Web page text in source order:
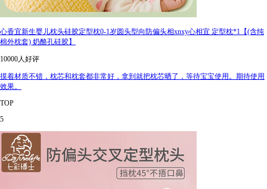
心香宜新生婴儿枕头硅胶定型枕0-1岁圆头型向防偏头相xnxy心相宜 定型枕*1【(含纯
棉外枕套) 奶酪孔硅胶】
10000人好评
摸着材质不错，枕芯和枕套都非常好，拿到就把枕芯晒了，等待宝宝使用。期待使用
效果。
TOP
5